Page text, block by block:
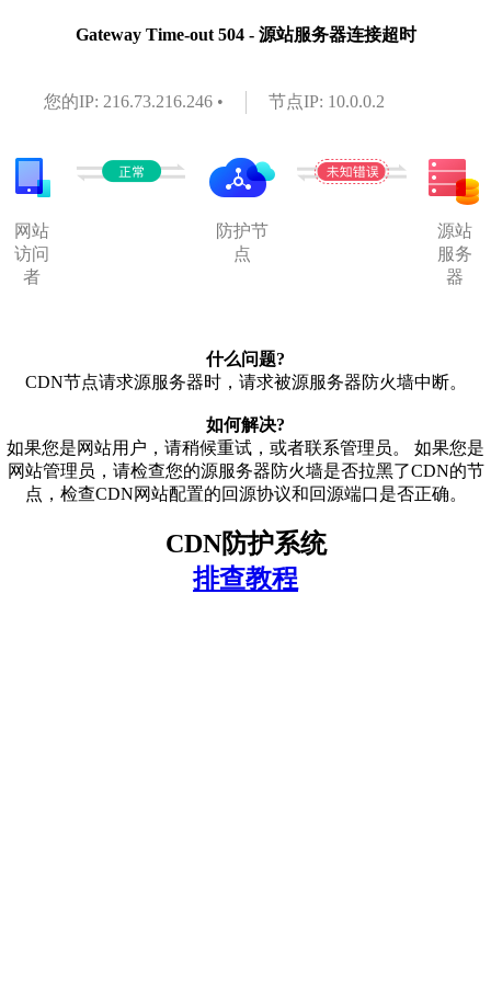
Gateway Time-out 504 - 源站服务器连接超时
您的IP: 216.73.216.246 • 节点IP: 10.0.0.2
网站
访问
者
防护节
点
源站
服务
器
什么问题?
CDN节点请求源服务器时，请求被源服务器防火墙中断。
如何解决?
如果您是网站用户，请稍候重试，或者联系管理员。 如果您是
网站管理员，请检查您的源服务器防火墙是否拉黑了CDN的节
点，检查CDN网站配置的回源协议和回源端口是否正确。
CDN防护系统
排查教程